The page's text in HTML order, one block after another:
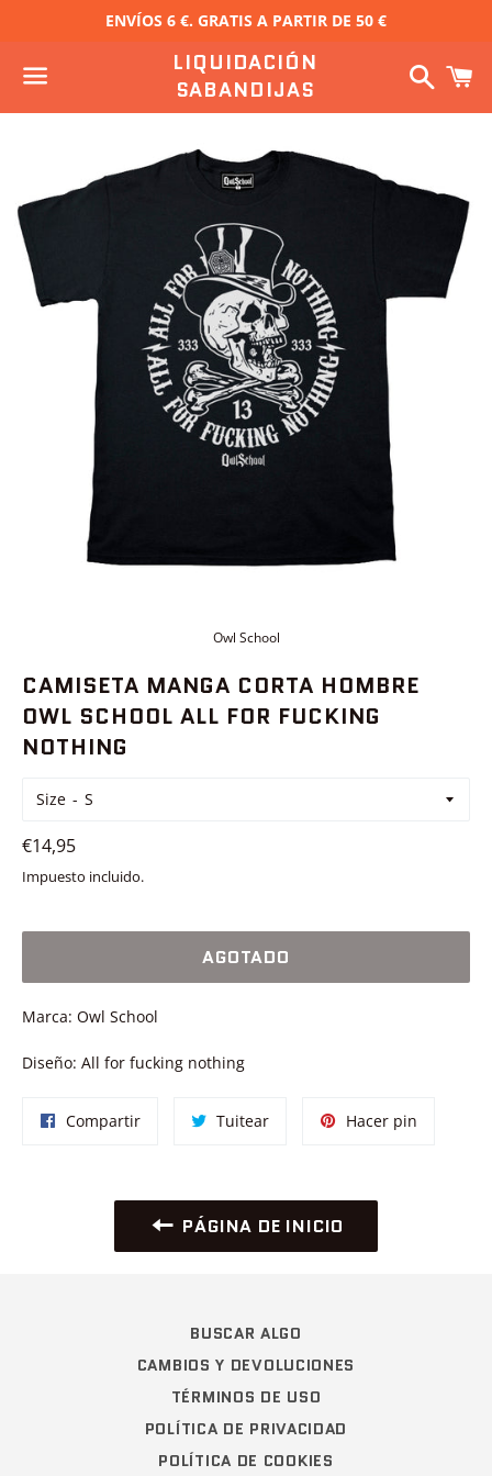
ENVÍOS 6 €. GRATIS A PARTIR DE 50 €
Menú
LIQUIDACIÓN
SABANDIJAS
Owl School
CAMISETA MANGA CORTA HOMBRE
OWL SCHOOL ALL FOR FUCKING
NOTHING
Size
Precio
habitual
€14,95
Impuesto incluido.
AGOTADO
Marca: Owl School
Diseño: All for fucking nothing
CompartirCompartir TuitearTuitear
Hacer pin
PÁGINA DE INICIO
BUSCAR ALGO
CAMBIOS Y DEVOLUCIONES
TÉRMINOS DE USO
POLÍTICA DE PRIVACIDAD
POLÍTICA DE COOKIES